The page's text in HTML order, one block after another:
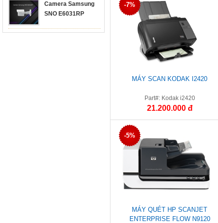
Camera Samsung
SNO E6031RP
-7%
MÁY SCAN KODAK I2420
Part#: Kodak i2420
21.200.000 đ
-5%
MÁY QUÉT HP SCANJET
ENTERPRISE FLOW N9120